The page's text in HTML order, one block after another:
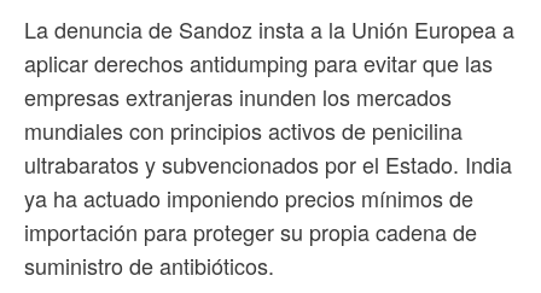
La denuncia de Sandoz insta a la Unión Europea a
aplicar derechos antidumping para evitar que las
empresas extranjeras inunden los mercados
mundiales con principios activos de penicilina
ultrabaratos y subvencionados por el Estado. India
ya ha actuado imponiendo precios mínimos de
importación para proteger su propia cadena de
suministro de antibióticos.